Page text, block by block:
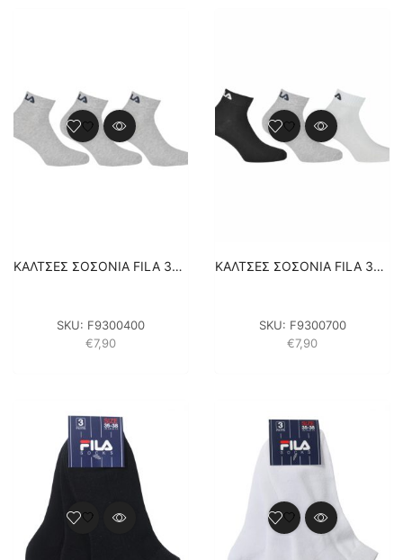
ΚΑΛΤΣΕΣ ΣΟΣΟΝΙΑ FILA 3PACK UNISEX F9300-400 ΓΚΡΙ
SKU: F9300400
€7,90
ΚΑΛΤΣΕΣ ΣΟΣΟΝΙΑ FILA 3PACK UNISEX F9300-700 ΑΣΠΡΟ/ΜΑΥΡΟ/ΓΚΡΙ
SKU: F9300700
€7,90